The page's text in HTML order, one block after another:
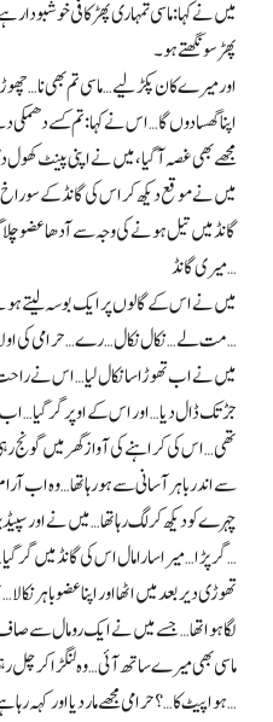
میں نے کہا: ماسی تمہاری پھڑ کافی
پھڑ سونگھتے ہو۔
اور میرے کان پکڑ لیے… ماسی تم بھی نا…
اپنا گھسا دوں گا… اس نے کہا: تم کسے دھمکی
مجھے بھی غصہ آ گیا، میں نے اپنی پینٹ کھول
میں نے موقع دیکھ کر اس کی گانڈ کے سوراخ پر
گانڈ میں تیل ہونے کی وجہ سے آدھا عضو
میری گانڈ…
میں نے اس کے گالوں پر ایک بوسہ لیتے ہوئے
مت لے… نکال نکال… رے… حرامی کی اولاد… نکللل میں مر گئی… مجھے درد ہو رہا ہے…
میں نے اب تھوڑا سا نکال لیا… اس نے
جڑ تک ڈال دیا… اور اس کے اوپر گر گیا…
تھی… اس کی کراہنے کی آواز گھر میں گونج
سے اندر باہر آسانی سے ہو رہا تھا… وہ اب
چہرے کو دیکھ کر لگ رہا تھا… میں نے اور
گر پڑا… میرا سارا مال اس کی گانڈ میں گر گیا… یہ میری پہلی آرگازم تھی…
تھوڑی دیر بعد میں اٹھا اور اپنا عضو باہر
لگا ہوا تھا… جسے میں نے ایک رومال سے
ماسی بھی میرے ساتھ آئی… وہ لنگڑا کر چل
ہوا پیٹ کا…؟ حرامی مجھے مار دیا اور کہہ رہا ہے کہ ٹھیک ہوا…